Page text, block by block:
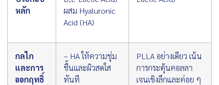
หลัก
ผสม Hyaluronic
Acid (HA)
กลไก
และการ
ออกฤทธิ์
– HA ให้ความชุ่ม
ชื้นและผิวสดใส
ทันที
PLLA อย่างเดียว เน้น
การกระตุ้นคอลลา
เจนเชิงลึกและค่อย ๆ